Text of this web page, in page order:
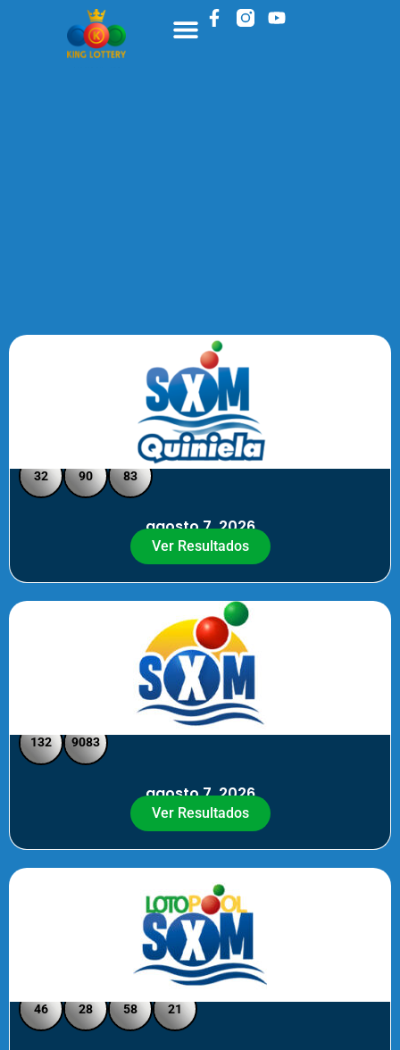
Quiniela SXM - Medio Día
32 90 83
agosto 7, 2026
Ver Resultados
SXM Medio día - Pick 3 Pick 4
132 9083
agosto 7, 2026
Ver Resultados
Loto Pool SXM - Medio Día
46 28 58 21